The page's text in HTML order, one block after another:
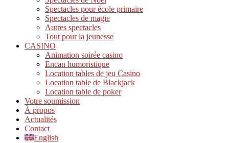
Spectacles pour école primaire
Spectacles de magie
Autres spectacles
Tout pour la jeunesse
CASINO
Animation soirée casino
Encan humoristique
Location tables de jeu Casino
Location table de Blackjack
Location table de poker
Votre soumission
À propos
Actualités
Contact
English